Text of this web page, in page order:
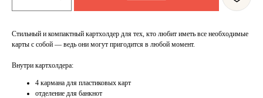
Стильный и компактный картхолдер для тех, кто любит иметь все необходимые
карты с собой — ведь они могут пригодится в любой момент.
Внутри картхолдера:
4 кармана для пластиковых карт
отделение для банкнот